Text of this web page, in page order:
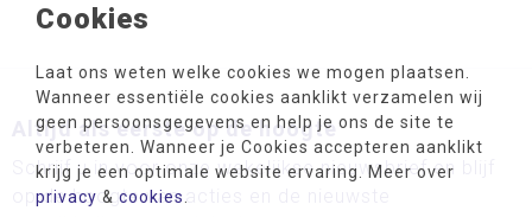
Cookies
Laat ons weten welke cookies we mogen plaatsen.
Wanneer essentiële cookies aanklikt verzamelen wij
geen persoonsgegevens en help je ons de site te
verbeteren. Wanneer je Cookies accepteren aanklikt
krijg je een optimale website ervaring. Meer over
privacy & cookies
Altijd als eerste op de hoogte
Schrijf u in voor onze wekelijkse nieuwsbrief en blijf
op de hoogte van acties en de nieuwste